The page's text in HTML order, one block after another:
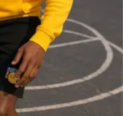
Bambino